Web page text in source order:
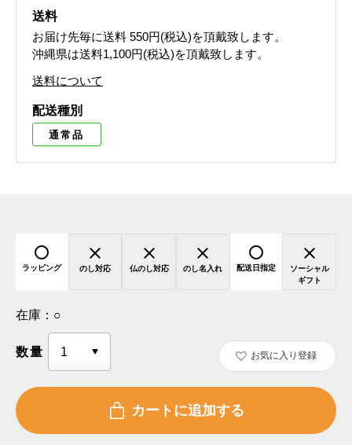
送料
お届け先毎に送料 550円(税込)を頂戴致します。
沖縄県は送料1,100円(税込)を頂戴致します。
送料について
配送種別
通常品
ラッピング のし対応 仏のし対応 のし名入れ 配送日指定
ソーシャル
ギフト
在庫： ○
数量 お気に入り登録